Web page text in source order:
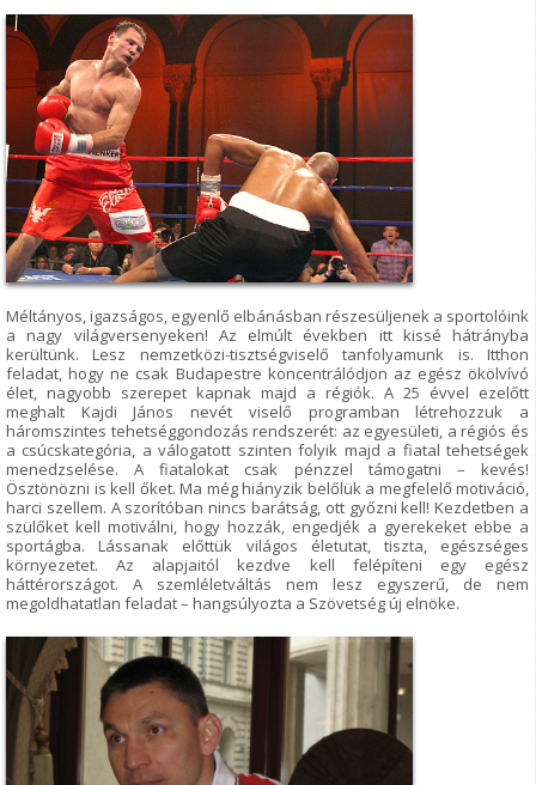
Méltányos, igazságos, egyenlő elbánásban részesüljenek a sportolóink
a nagy világversenyeken! Az elmúlt években itt kissé hátrányba
kerültünk. Lesz nemzetközi-tisztségviselő tanfolyamunk is. Itthon
feladat, hogy ne csak Budapestre koncentrálódjon az egész ökölvívó
élet, nagyobb szerepet kapnak majd a régiók. A 25 évvel ezelőtt
meghalt Kajdi János nevét viselő programban létrehozzuk a
háromszintes tehetséggondozás rendszerét: az egyesületi, a régiós és
a csúcskategória, a válogatott szinten folyik majd a fiatal tehetségek
menedzselése. A fiatalokat csak pénzzel támogatni – kevés!
Ösztönözni is kell őket. Ma még hiányzik belőlük a megfelelő motiváció,
harci szellem. A szorítóban nincs barátság, ott győzni kell! Kezdetben a
szülőket kell motiválni, hogy hozzák, engedjék a gyerekeket ebbe a
sportágba. Lássanak előttük világos életutat, tiszta, egészséges
környezetet. Az alapjaitól kezdve kell felépíteni egy egész
háttérországot. A szemléletváltás nem lesz egyszerű, de nem
megoldhatatlan feladat – hangsúlyozta a Szövetség új elnöke.